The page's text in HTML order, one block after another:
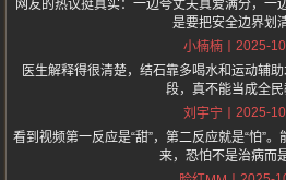
网友的热议挺真实：一边夸丈夫真爱满分，一
是要把安全边界划
小楠楠
2025-
医生解释得很清楚，结石靠多喝水和运动辅
段，真不能当成全民
刘宇宁
2025-
看到视频第一反应是“甜”，第二反应就是“怕”
来，恐怕不是治病而